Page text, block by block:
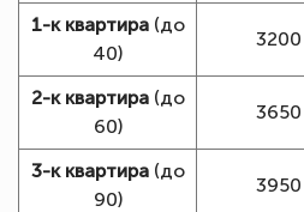
1-к квартира(до
40)
3200
2-к квартира(до
60)
3650
3-к квартира(до
90)
3950